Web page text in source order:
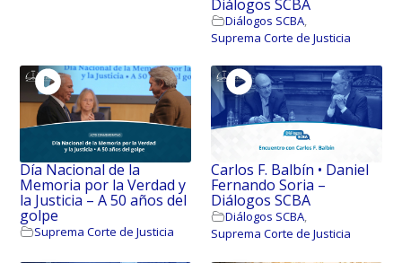
Diálogos SCBA
Diálogos SCBA,
Suprema Corte de Justicia
Día Nacional de la
Memoria por la Verdad y
la Justicia – A 50 años del
golpe
Suprema Corte de Justicia
Carlos F. Balbín • Daniel
Fernando Soria –
Diálogos SCBA
Diálogos SCBA,
Suprema Corte de Justicia